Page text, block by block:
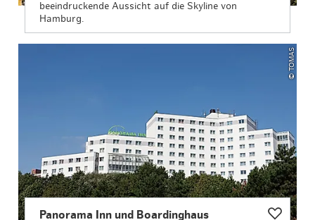
beeindruckende Aussicht auf die Skyline von
Hamburg.
© TOMAS
Panorama Inn und Boardinghaus